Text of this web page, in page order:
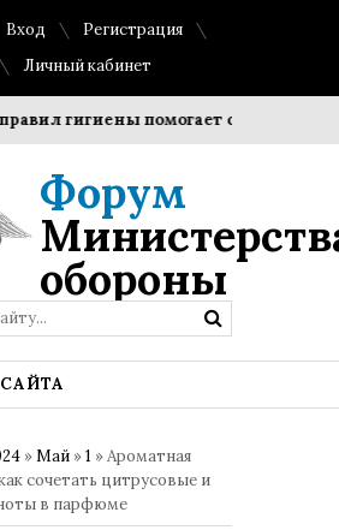
Вход
Регистрация
Личный кабинет
помогает сохранить
Форум
обороны
»Май »1 » Ароматная
сочетать цитрусовые и
в парфюме